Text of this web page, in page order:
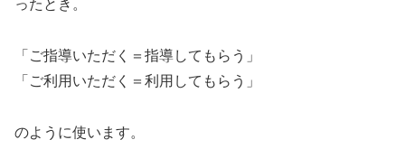
ったとき。
「ご指導いただく＝指導してもらう」
「ご利用いただく＝利用してもらう」
のように使います。